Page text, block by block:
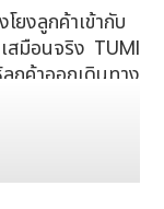
ยงลูกค้าเข้ากับ
สมือนจริง TUMI
ค้าออกเดินทาง
บบมาเป็นอย่าง
อง TUMI ผ่าน
และเลือกซื้อหา
ร้ขีดจำกัด พร้อม